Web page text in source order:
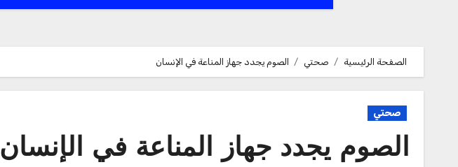
الصفحة الرئيسية صحتي الصوم يجدد جهاز المناعة في الإنسان
صحتي
الصوم يجدد جهاز المناعة في الإنسان